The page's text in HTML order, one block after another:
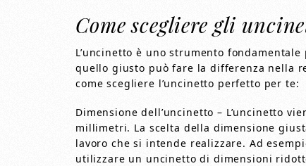
Come scegliere gli
L’uncinetto è uno strumento
quello giusto può fare la differenza nella
come scegliere l’uncinetto perfetto per te:
Dimensione dell’uncinetto – L’uncinetto
millimetri. La scelta della dimensione
lavoro che si intende realizzare. Ad
utilizzare un uncinetto di dimensioni